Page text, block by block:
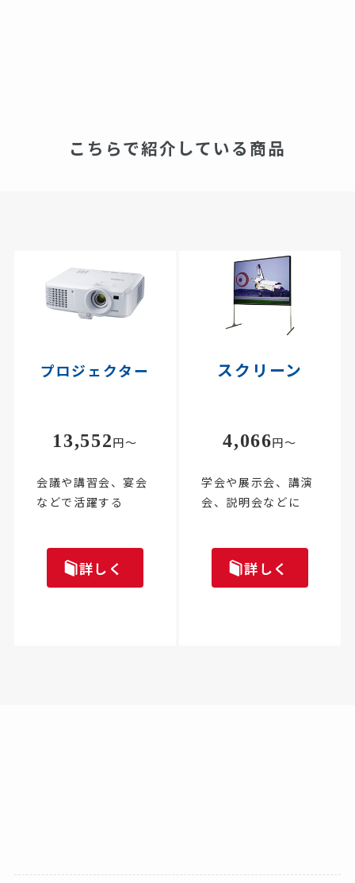
こちらで紹介している商品
プロジェクター
13,552円～
会議や講習会、宴会
などで活躍する
詳しく
スクリーン
4,066円～
学会や展示会、講演
会、説明会などに
詳しく